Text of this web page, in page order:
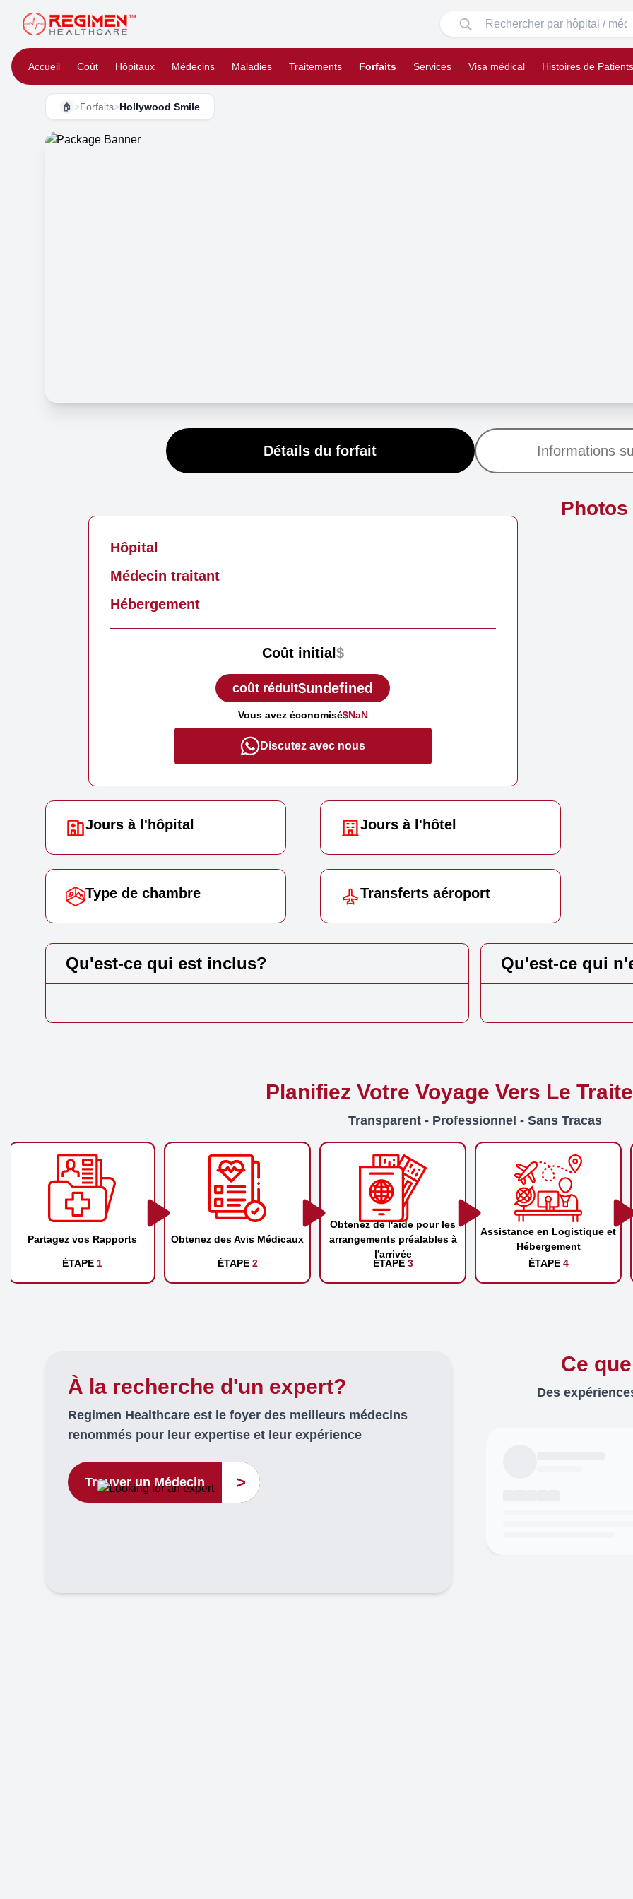
Accueil Coût Hôpitaux Médecins Maladies Traitements Forfaits Services Visa médical Histoires de Patients
🏠 >Forfaits>Hollywood Smile
Détails du forfait Informations
Hôpital
Médecin traitant
Hébergement
Coût initial $
coût réduit$undefined
Vous avez économisé$NaN
Discutez avec nous
Jours à l'hôpital Jours à l'hôtel
Type de chambre Transferts aéroport
Photos
Qu'est-ce qui est inclus? Qu'est-ce qui
Planifiez Votre Voyage Vers Le
Transparent - Professionnel - Sans Tracas
Partagez vos Rapports
ÉTAPE 1
Obtenez des Avis Médicaux
ÉTAPE 2
Obtenez de l'aide pour les
arrangements préalables à
l'arrivée
ÉTAPE 3
Assistance en Logistique et
Hébergement
ÉTAPE 4
À la recherche d'un expert?
Regimen Healthcare est le foyer des meilleurs médecins
renommés pour leur expertise et leur expérience
Trouver un Médecin >
Ce
Des